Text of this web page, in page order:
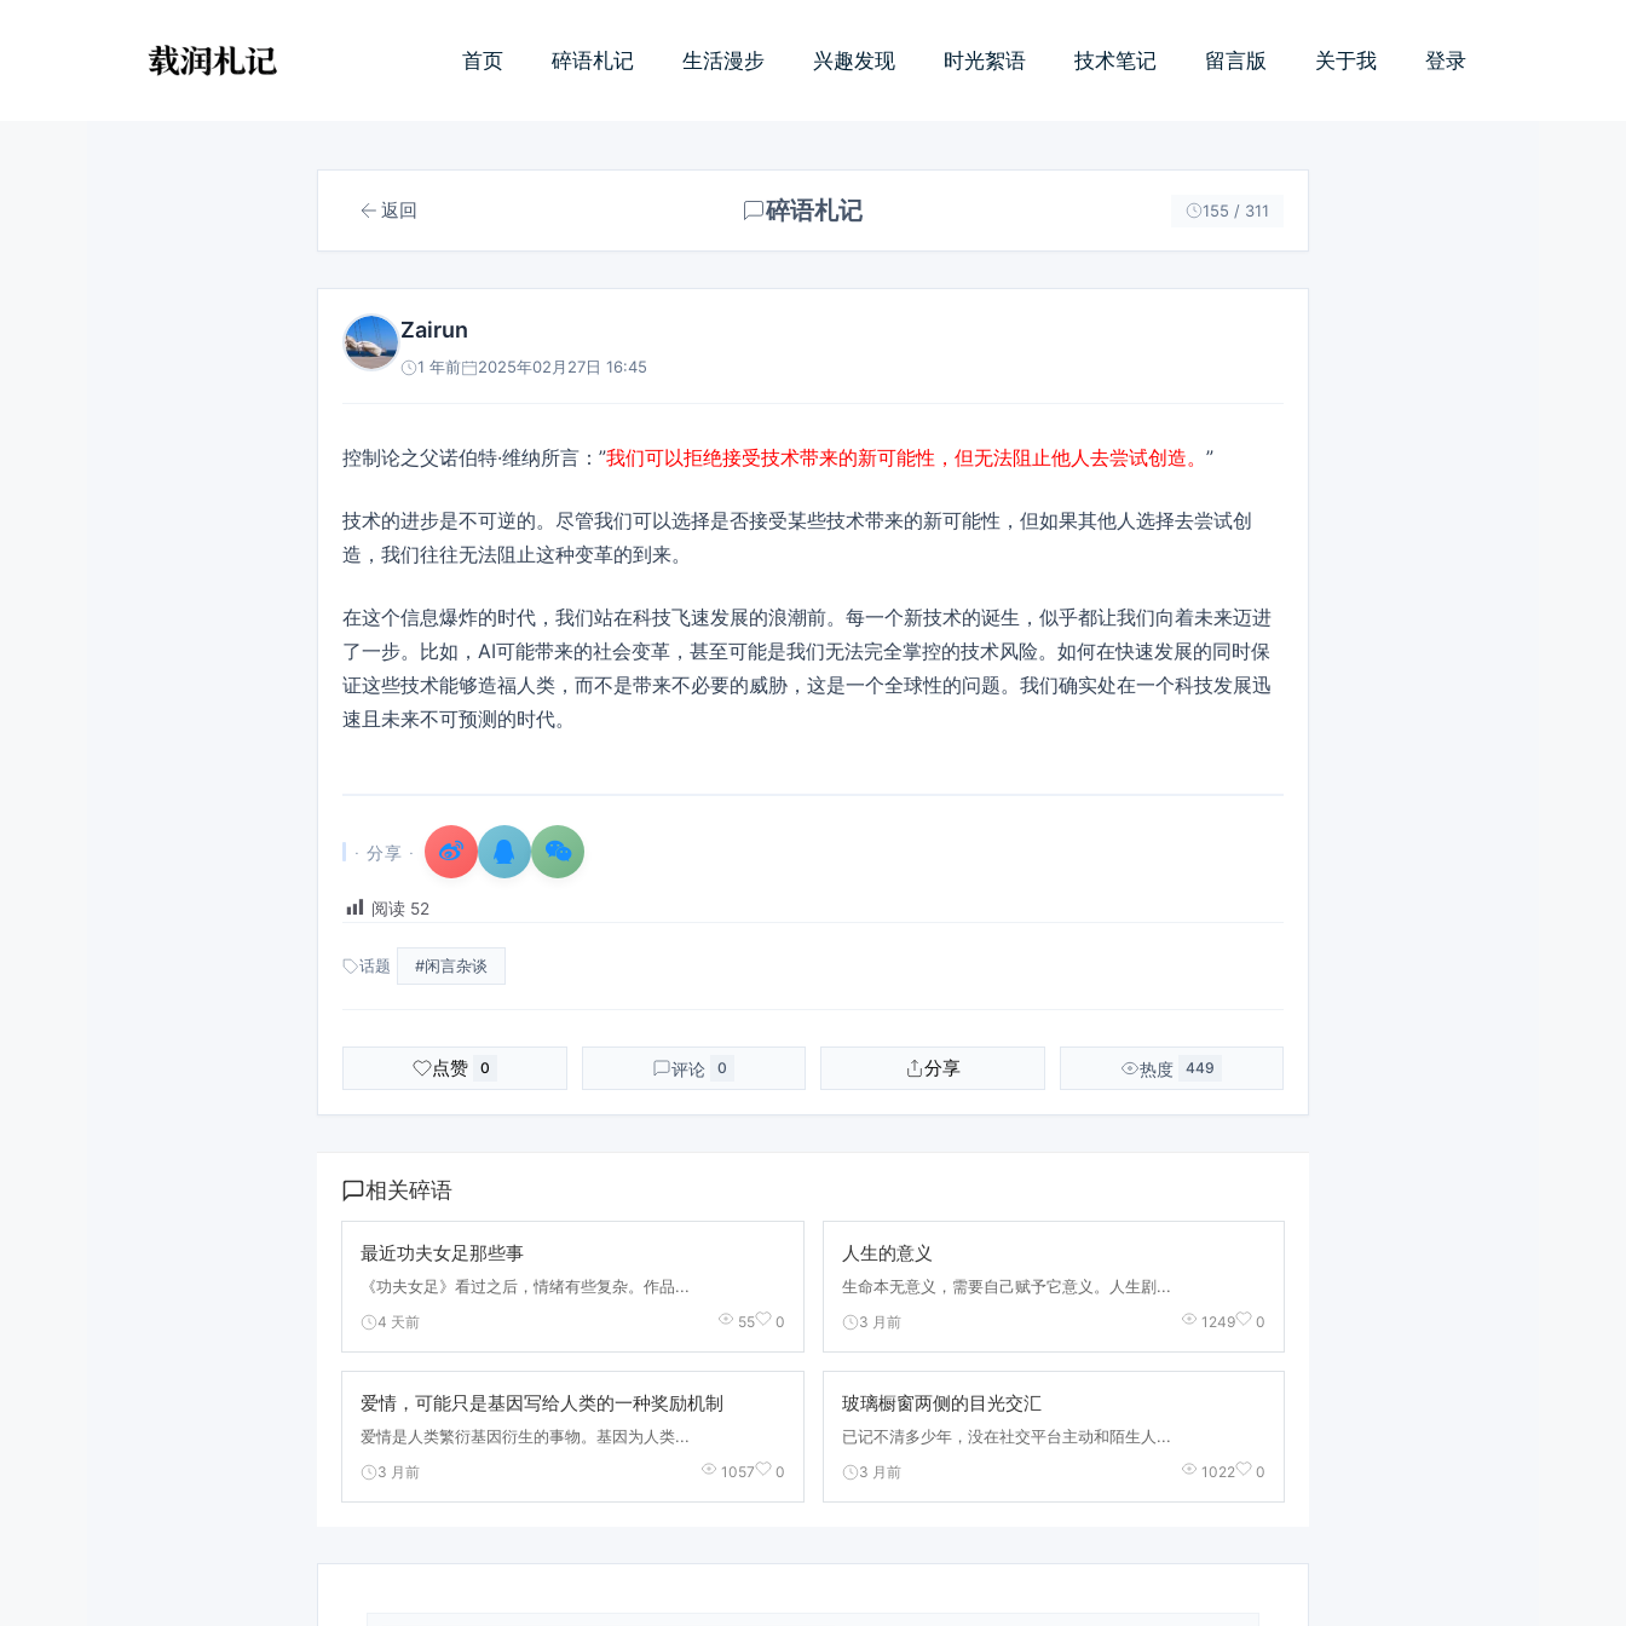
首页 碎语札记 生活漫步 兴趣发现 时光絮语 技术笔记 留言版 关于我 登录
返回 碎语札记 155 / 311
Zairun
1 年前 2025年02月27日 16:45
控制论之父诺伯特·维纳所言：”我们可以拒绝接受技术带来的新可能性，但无法阻止他人去尝试创造。 ”
技术的进步是不可逆的。尽管我们可以选择是否接受某些技术带来的新可能性，但如果其他人选择去尝试创
造，我们往往无法阻止这种变革的到来。
在这个信息爆炸的时代，我们站在科技飞速发展的浪潮前。每一个新技术的诞生，似乎都让我们向着未来迈进
了一步。比如，AI可能带来的社会变革，甚至可能是我们无法完全掌控的技术风险。如何在快速发展的同时保
证这些技术能够造福人类，而不是带来不必要的威胁，这是一个全球性的问题。我们确实处在一个科技发展迅
速且未来不可预测的时代。
· 分享 ·
阅读 52
话题 #闲言杂谈
点赞 0 评论 0 分享 热度 449
相关碎语
最近功夫女足那些事
《功夫女足》看过之后，情绪有些复杂。作品...
4 天前 55 0
人生的意义
生命本无意义，需要自己赋予它意义。人生剧...
3 月前 1249 0
爱情，可能只是基因写给人类的一种奖励机制
爱情是人类繁衍基因衍生的事物。基因为人类...
3 月前 1057 0
玻璃橱窗两侧的目光交汇
已记不清多少年，没在社交平台主动和陌生人...
3 月前 1022 0